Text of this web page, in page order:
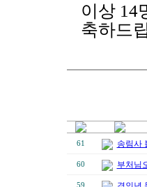
이상 14
축하드
61 송림사
60 부처님
59